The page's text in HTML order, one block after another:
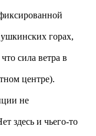
горах,
сила ветра в
центре).
не
здесь и чьего-то